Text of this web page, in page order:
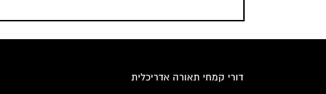
דורי קמחי תאורה אדריכלית